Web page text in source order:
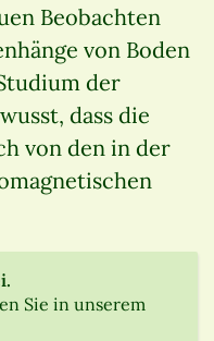
Beobachten
von Boden
der
dass die
von den in der
Sie in unserem